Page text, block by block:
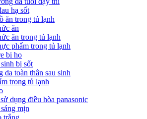
hạ sốt
ăn trong tủ lạnh
ăn
ăn trong tủ lạnh
phẩm trong tủ lạnh
bi ho
bị sốt
da toàn thân sau sinh
trong tủ lạnh
dụng điều hòa panasonic
mịn
trắng